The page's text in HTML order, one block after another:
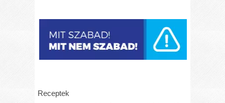
Receptek